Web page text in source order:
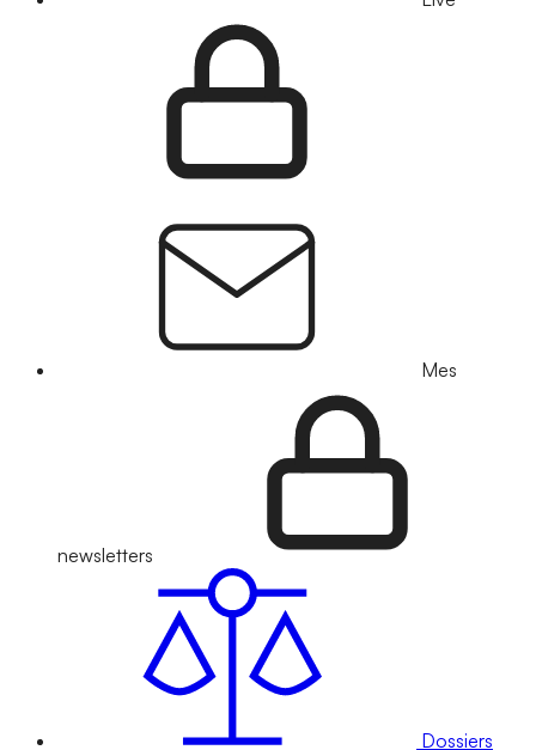
Mes
newsletters
Dossiers